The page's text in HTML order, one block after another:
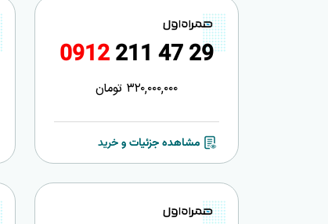
0912211 4729
320,000,000 تومان
مشاهده جزئیات و خرید